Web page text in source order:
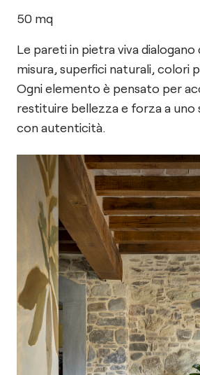
50 mq
Le pareti in pietra viva dialogano
misura, superfici naturali, colori
Ogni elemento è pensato per
restituire bellezza e forza a uno
con autenticità.